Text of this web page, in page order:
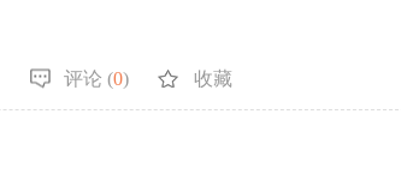
评论 (0) 收藏